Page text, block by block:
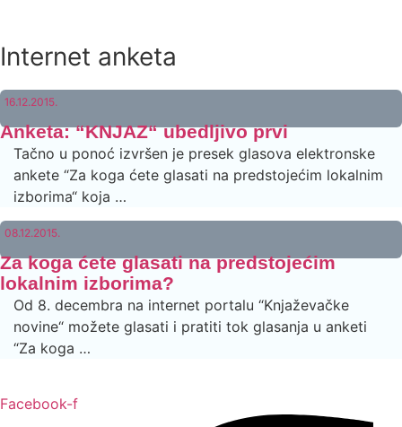
Internet anketa
16.12.2015.
Anketa: “KNJAZ“ ubedljivo prvi
Tačno u ponoć izvršen je presek glasova elektronske
ankete “Za koga ćete glasati na predstojećim lokalnim
izborima“ koja …
08.12.2015.
Za koga ćete glasati na predstojećim
lokalnim izborima?
Od 8. decembra na internet portalu “Knjaževačke
novine“ možete glasati i pratiti tok glasanja u anketi
“Za koga …
Facebook-f